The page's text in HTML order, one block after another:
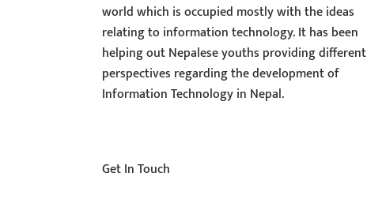
world which is occupied mostly with the ideas
relating to information technology. It has been
helping out Nepalese youths providing different
perspectives regarding the development of
Information Technology in Nepal.
Get In Touch